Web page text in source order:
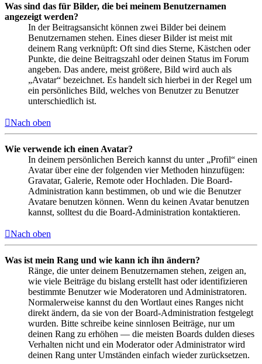
Was sind das für Bilder, die bei meinem Benutzernamen
angezeigt werden?
In der Beitragsansicht können zwei Bilder bei deinem
Benutzernamen stehen. Eines dieser Bilder ist meist mit
deinem Rang verknüpft: Oft sind dies Sterne, Kästchen oder
Punkte, die deine Beitragszahl oder deinen Status im Forum
angeben. Das andere, meist größere, Bild wird auch als
„Avatar“ bezeichnet. Es handelt sich hierbei in der Regel um
ein persönliches Bild, welches von Benutzer zu Benutzer
unterschiedlich ist.
Nach oben
Wie verwende ich einen Avatar?
In deinem persönlichen Bereich kannst du unter „Profil“ einen
Avatar über eine der folgenden vier Methoden hinzufügen:
Gravatar, Galerie, Remote oder Hochladen. Die Board-
Administration kann bestimmen, ob und wie die Benutzer
Avatare benutzen können. Wenn du keinen Avatar benutzen
kannst, solltest du die Board-Administration kontaktieren.
Nach oben
Was ist mein Rang und wie kann ich ihn ändern?
Ränge, die unter deinem Benutzernamen stehen, zeigen an,
wie viele Beiträge du bislang erstellt hast oder identifizieren
bestimmte Benutzer wie Moderatoren und Administratoren.
Normalerweise kannst du den Wortlaut eines Ranges nicht
direkt ändern, da sie von der Board-Administration festgelegt
wurden. Bitte schreibe keine sinnlosen Beiträge, nur um
deinen Rang zu erhöhen — die meisten Boards dulden dieses
Verhalten nicht und ein Moderator oder Administrator wird
deinen Rang unter Umständen einfach wieder zurücksetzen.